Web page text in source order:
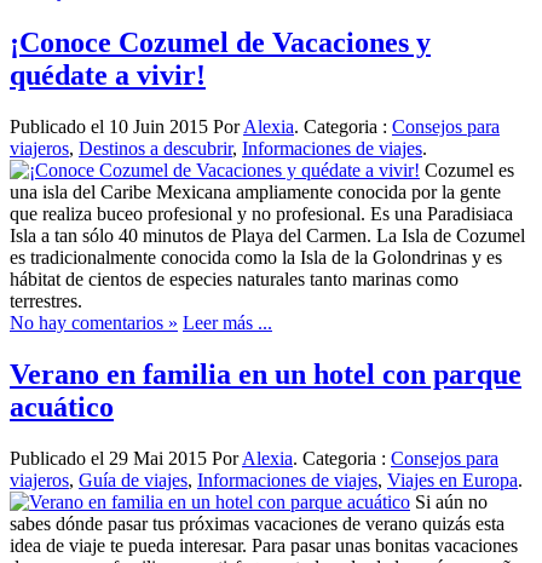
¡Conoce Cozumel de Vacaciones y
quédate a vivir!
Publicado el 10 Juin 2015 PorAlexia. Categoria : Consejos para
viajeros, Destinos a descubrir, Informaciones de viajes.
Cozumel es
una isla del Caribe Mexicana ampliamente conocida por la gente
que realiza buceo profesional y no profesional. Es una Paradisiaca
Isla a tan sólo 40 minutos de Playa del Carmen. La Isla de Cozumel
es tradicionalmente conocida como la Isla de la Golondrinas y es
hábitat de cientos de especies naturales tanto marinas como
terrestres.
No hay comentarios » Leer más ...
Verano en familia en un hotel con parque
acuático
Publicado el 29 Mai 2015 PorAlexia. Categoria : Consejos para
viajeros, Guía de viajes, Informaciones de viajes, Viajes en Europa.
Si aún no
sabes dónde pasar tus próximas vacaciones de verano quizás esta
idea de viaje te pueda interesar. Para pasar unas bonitas vacaciones